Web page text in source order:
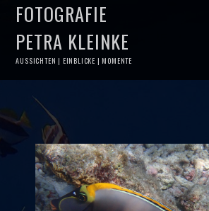
FOTOGRAFIE
PETRA KLEINKE
AUSSICHTEN | EINBLICKE | MOMENTE